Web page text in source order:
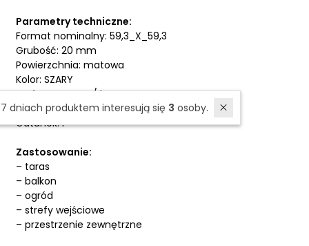
Parametry techniczne:
Format nominalny: 59,3_X_59,3
Grubość: 20 mm
Powierzchnia: matowa
Kolor: SZARY
Wzór: concrete / beton
Antypoślizgowość: R11
Gatunek: I
Zastosowanie:
– taras
– balkon
– ogród
– strefy wejściowe
– przestrzenie zewnętrzne
W ostatnich 7 dniach produktem interesują się